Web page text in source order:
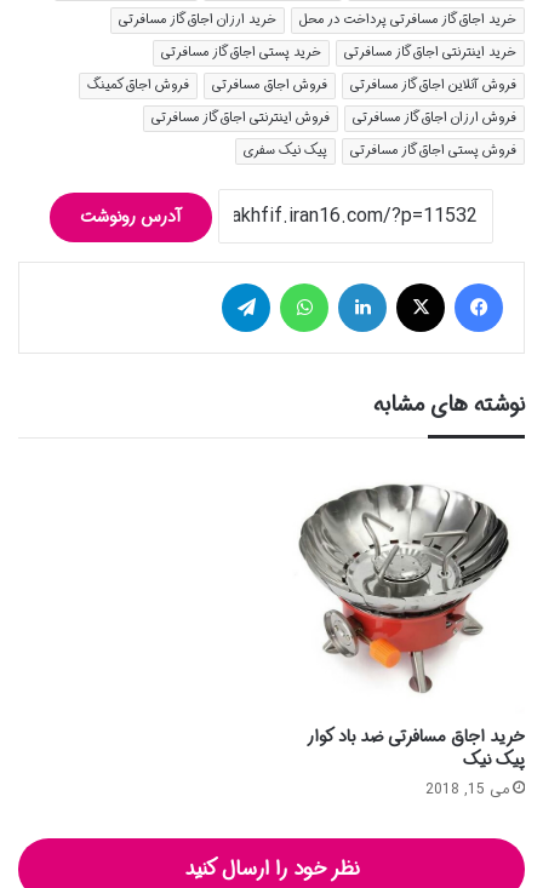
خرید اجاق گاز مسافرتی پرداخت در محل
خرید ارزان اجاق گاز مسافرتی
خرید اینترنتی اجاق گاز مسافرتی
خرید پستی اجاق گاز مسافرتی
فروش آنلاین اجاق گاز مسافرتی
فروش اجاق مسافرتی
فروش اجاق کمینگ
فروش ارزان اجاق گاز مسافرتی
فروش اینترنتی اجاق گاز مسافرتی
فروش پستی اجاق گاز مسافرتی
پیک نیک سفری
آدرس رونوشت
فیس بوک لینکدین
نوشته های مشابه
خرید اجاق مسافرتی ضد باد کوار
پیک نیک
می 15, 2018
نظر خود را ارسال کنید